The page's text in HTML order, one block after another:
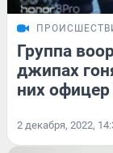
Группа
джипах
них
2 декабря, 2022,